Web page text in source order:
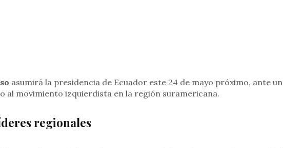
asumirá la presidencia de Ecuador este 24 de mayo próximo, ante un
al movimiento izquierdista en la región suramericana.
regionales